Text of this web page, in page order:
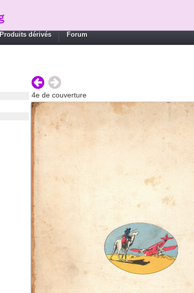
Produits dérivés Forum
4e de couverture